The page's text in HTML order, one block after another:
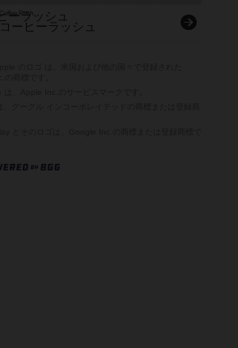
Coffee Rush
コーヒーラッシュ